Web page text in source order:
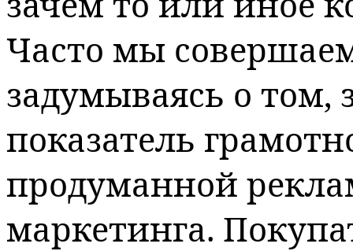
Часто мы
задумываясь о том,
показатель
продуманной
маркетинга.